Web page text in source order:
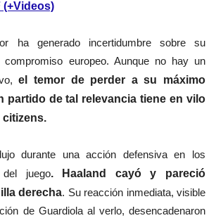
(+Videos)
ha generado incertidumbre sobre su
compromiso europeo. Aunque no hay un
el temor de perder a su máximo
partido de tal relevancia tiene en vilo
durante una acción defensiva en los
juego. Haaland cayó y pareció
derecha. Su reacción inmediata, visible
de Guardiola al verlo, desencadenaron